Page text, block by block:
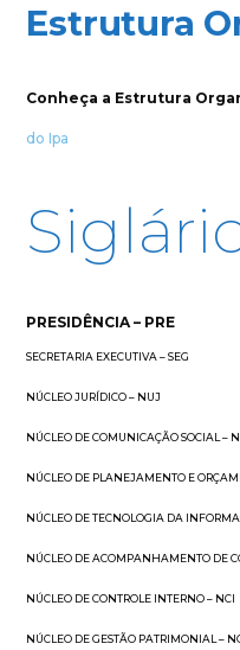
Estrutura
Conheça a Estrutura
do Ipa
PRESIDÊNCIA – PRE
SECRETARIA EXECUTIVA – SEG
NÚCLEO JURÍDICO – NUJ
NÚCLEO DE COMUNICAÇÃO SOCIAL –
NÚCLEO DE PLANEJAMENTO E
NÚCLEO DE TECNOLOGIA DA
NÚCLEO DE ACOMPANHAMENTO DE
NÚCLEO DE CONTROLE INTERNO – NCI
NÚCLEO DE GESTÃO PATRIMONIAL –